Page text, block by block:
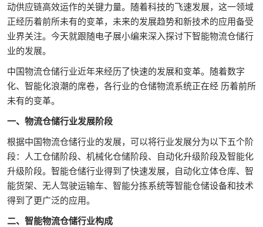
动供应链高效运作的关键力量。随着科技的飞速发展，这一领域
正经历着前所未有的变革，未来的发展趋势和新技术的应用备受
业界关注。今天就跟随电子展小编来深入探讨下智能物流仓储行
业的发展。
中国物流仓储行业近年来经历了快速的发展和变革。随着数字
化、智能化浪潮的席卷，各行业的仓储物流系统正在经 历着前所
未有的变革。
一、物流仓储行业发展阶段
根据中国物流仓储行业的发展，可以将行业发展分为以下五个阶
段：人工仓储阶段、机械化仓储阶段、自动化升级阶段及智能化
升级阶段。智能仓储行业得到了快速发展，自动化立体仓库、智
能货架、无人驾驶运输车、智能分拣系统等智能仓储设备和技术
得到了更广泛的应用。
二、智能物流仓储行业构成